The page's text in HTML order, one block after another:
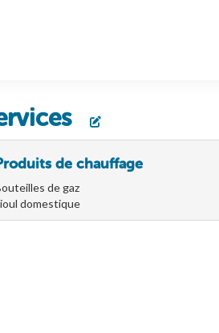
de chauffage
de gaz
domestique